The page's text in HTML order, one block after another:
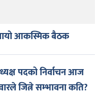
आकस्मिक बैठक
पदको निर्वाचन आज
जित्ने सम्भावना कति?